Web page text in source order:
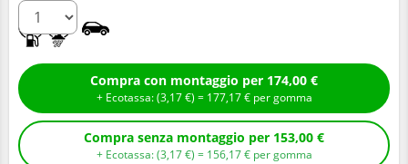
Compra con montaggio per 174,00 €
+ Ecotassa: (3,17€ ) = 177,17€ per gomma
Compra senza montaggio per 153,00 €
+ Ecotassa: (3,17€ ) = 156,17€ per gomma